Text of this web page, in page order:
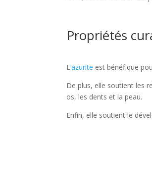
Propriétés
L‘azurite est bénéfique
De plus, elle soutient les
os, les dents et la peau.
Enfin, elle soutient le